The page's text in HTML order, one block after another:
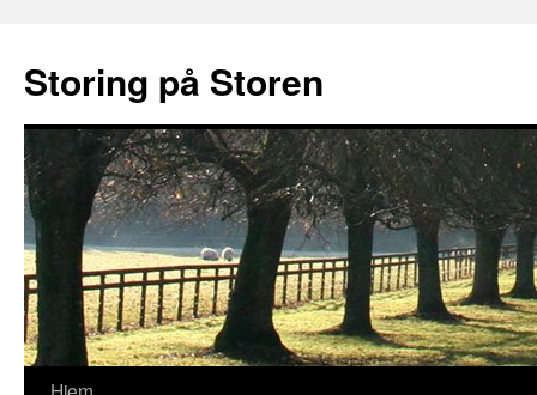
Storing på Storen
Hopp